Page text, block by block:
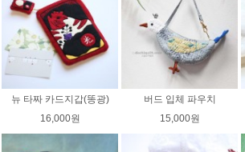
뉴 타짜 카드지갑(똥광)
16,000원
버드 입체 파우치
15,000원